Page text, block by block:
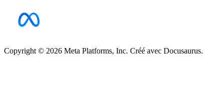
Copyright © 2026 Meta Platforms, Inc. Créé avec Docusaurus.